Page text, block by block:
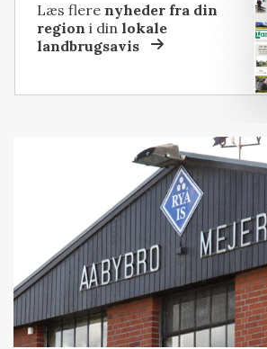
Læs flere nyheder fra din
region i dinlokale
landbrugsavis